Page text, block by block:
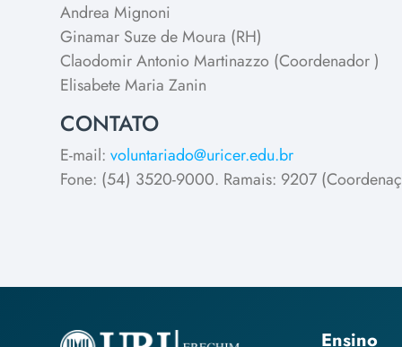
Andrea Mignoni
Ginamar Suze de Moura (RH)
Claodomir Antonio Martinazzo (Coordenador )
Elisabete Maria Zanin
CONTATO
E-mail:voluntariado@uricer.edu.br
Fone: (54) 3520-9000. Ramais: 9207
Ensino